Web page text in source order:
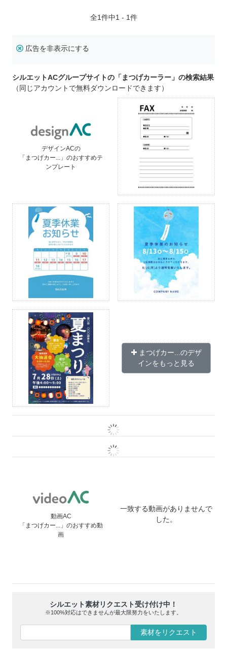
全1件中1 - 1件
広告を非表示にする
シルエットACグループサイトの「まつげカーラー」の検索結果
（同じアカウントで無料ダウンロードできます）
デザインACの
「まつげカー...」のおすすめテ
ンプレート
まつげカー...のデザ
インをもっと見る
動画AC
「まつげカー...」のおすすめ動
画
一致する動画がありませんで
した。
シルエット素材リクエスト受け付け中！
※100%対応はできませんが最大限努力をいたします。
素材をリクエスト